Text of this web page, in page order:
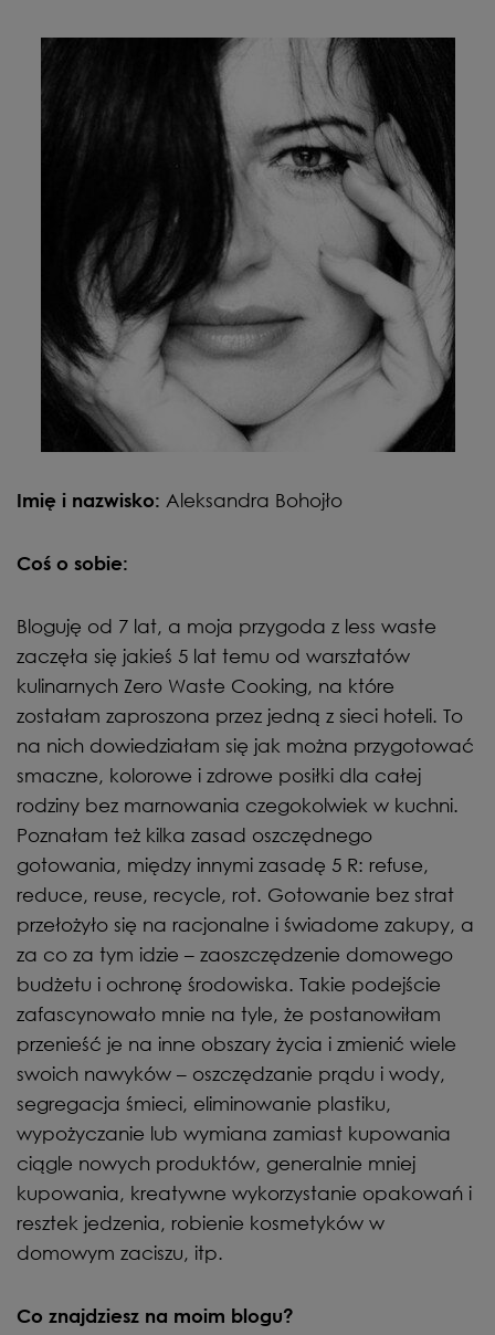
Imię i nazwisko: Aleksandra Bohojło
Coś o sobie:
Bloguję od 7 lat, a moja przygoda z less waste
zaczęła się jakieś 5 lat temu od warsztatów
kulinarnych Zero Waste Cooking, na które
zostałam zaproszona przez jedną z sieci hoteli. To
na nich dowiedziałam się jak można przygotować
smaczne, kolorowe i zdrowe posiłki dla całej
rodziny bez marnowania czegokolwiek w kuchni.
Poznałam też kilka zasad oszczędnego
gotowania, między innymi zasadę 5 R: refuse,
reduce, reuse, recycle, rot. Gotowanie bez strat
przełożyło się na racjonalne i świadome zakupy, a
za co za tym idzie – zaoszczędzenie domowego
budżetu i ochronę środowiska. Takie podejście
zafascynowało mnie na tyle, że postanowiłam
przenieść je na inne obszary życia i zmienić wiele
swoich nawyków – oszczędzanie prądu i wody,
segregacja śmieci, eliminowanie plastiku,
wypożyczanie lub wymiana zamiast kupowania
ciągle nowych produktów, generalnie mniej
kupowania, kreatywne wykorzystanie opakowań i
resztek jedzenia, robienie kosmetyków w
domowym zaciszu, itp.
Co znajdziesz na moim blogu?